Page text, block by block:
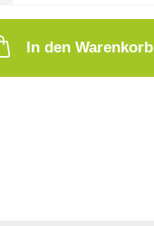
In den Warenkorb